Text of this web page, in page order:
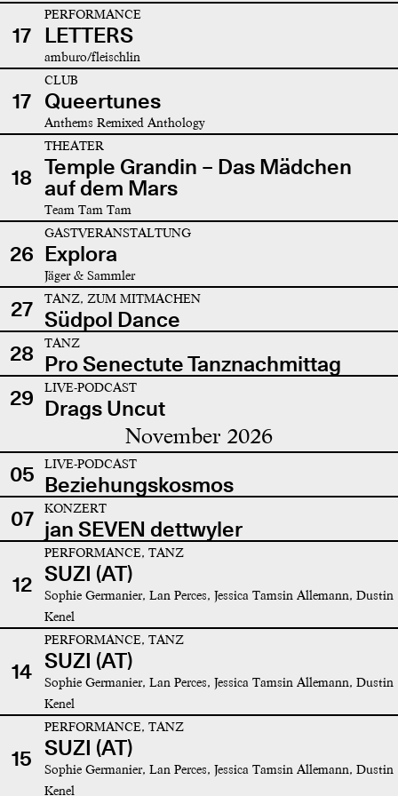
17
PERFORMANCE
LETTERS
amburo/fleischlin
17
CLUB
Queertunes
Anthems Remixed Anthology
18
THEATER
Temple Grandin – Das Mädchen
auf dem Mars
Team Tam Tam
26
GASTVERANSTALTUNG
Explora
Jäger & Sammler
27 TANZ, ZUM MITMACHEN
Südpol Dance
28
TANZ
Pro Senectute Tanznachmittag
29
LIVE-PODCAST
Drags Uncut
November 2026
05 LIVE-PODCAST
Beziehungskosmos
07
KONZERT
jan SEVEN dettwyler
12
PERFORMANCE, TANZ
SUZI (AT)
Sophie Germanier, Lan Perces, Jessica Tamsin Allemann, Dustin
Kenel
14
PERFORMANCE, TANZ
SUZI (AT)
Sophie Germanier, Lan Perces, Jessica Tamsin Allemann, Dustin
Kenel
15
PERFORMANCE, TANZ
SUZI (AT)
Sophie Germanier, Lan Perces, Jessica Tamsin Allemann, Dustin
Kenel